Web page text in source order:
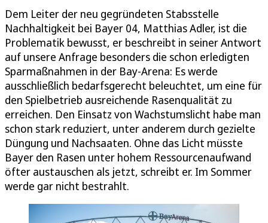
Dem Leiter der neu gegründeten Stabsstelle
Nachhaltigkeit bei Bayer 04, Matthias Adler, ist die
Problematik bewusst, er beschreibt in seiner Antwort
auf unsere Anfrage besonders die schon erledigten
Sparmaßnahmen in der Bay-Arena: Es werde
ausschließlich bedarfsgerecht beleuchtet, um eine für
den Spielbetrieb ausreichende Rasenqualität zu
erreichen. Den Einsatz von Wachstumslicht habe man
schon stark reduziert, unter anderem durch gezielte
Düngung und Nachsaaten. Ohne das Licht müsste
Bayer den Rasen unter hohem Ressourcenaufwand
öfter austauschen als jetzt, schreibt er. Im Sommer
werde gar nicht bestrahlt.